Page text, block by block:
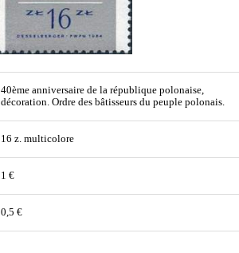
40ème anniversaire de la république polonaise,
décoration. Ordre des bâtisseurs du peuple polonais.
16 z. multicolore
1 €
0,5 €